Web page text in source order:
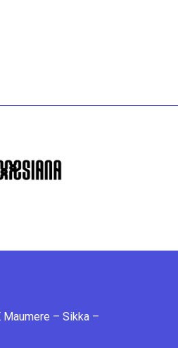
Maumere – Sikka –